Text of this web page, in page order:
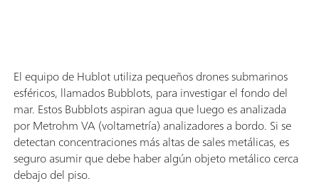
El equipo de Hublot utiliza pequeños drones submarinos
esféricos, llamados Bubblots, para investigar el fondo del
mar. Estos Bubblots aspiran agua que luego es analizada
por Metrohm VA (voltametría) analizadores a bordo. Si se
detectan concentraciones más altas de sales metálicas, es
seguro asumir que debe haber algún objeto metálico cerca
debajo del piso.